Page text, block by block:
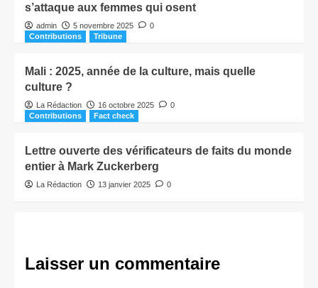
s’attaque aux femmes qui osent
admin 5 novembre 2025
0
Contributions
Tribune
Mali : 2025, année de la culture, mais quelle
culture ?
La Rédaction 16 octobre 2025
0
Contributions
Fact check
Lettre ouverte des vérificateurs de faits du monde
entier à Mark Zuckerberg
La Rédaction 13 janvier 2025 0
Laisser un commentaire